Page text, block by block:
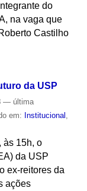
do
na vaga que
Castilho
da USP
— última
em: Institucional
às 15h, o
da USP
ex-reitores da
ações